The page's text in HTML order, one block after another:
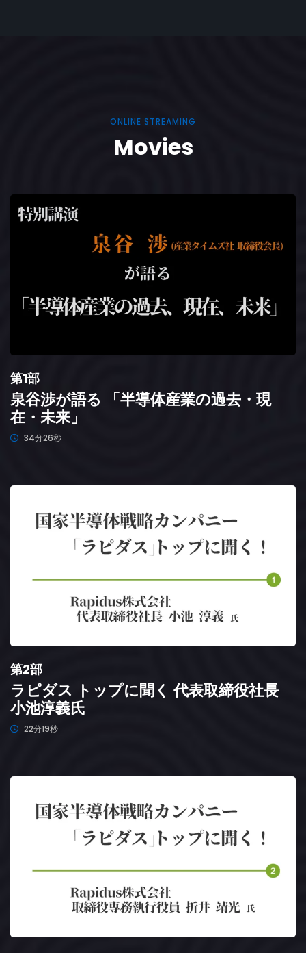
ONLINE STREAMING
Movies
第1部
泉谷渉が語る 「半導体産業の過去・現
在・未来」
34分26秒
第2部
ラピダス トップに聞く 代表取締役社長
小池淳義氏
22分19秒